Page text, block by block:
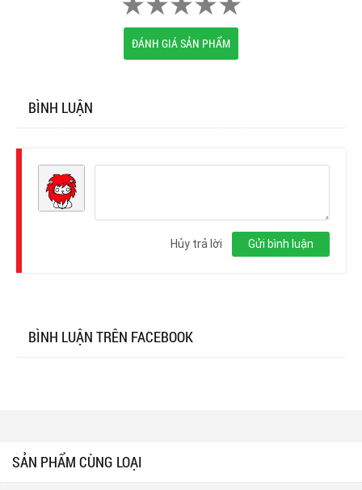
ĐÁNH GIÁ SẢN PHẨM
BÌNH LUẬN
Gửi bình luận
Hủy trả lời
BÌNH LUẬN TRÊN FACEBOOK
SẢN PHẨM CÙNG LOẠI